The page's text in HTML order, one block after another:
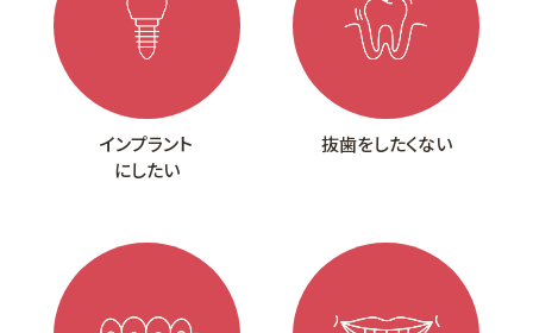
インプラント
にしたい
抜歯をしたくない